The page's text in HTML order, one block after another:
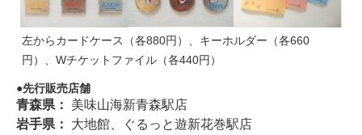
左からカードケース（各880円）、キーホルダー（各660
円）、Wチケットファイル（各440円）
先行販売店舗
青森県： 美味山海新青森駅店
岩手県： 大地館、ぐるっと遊新花巻駅店